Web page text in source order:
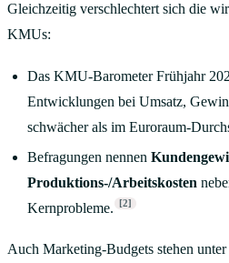
Gleichzeitig verschlechtert sich die
KMUs:
Das KMU-Barometer Frühjahr
Entwicklungen bei Umsatz,
schwächer als im Euroraum-
Befragungen nennen
Produktions-/Arbeitskosten
Kernprobleme.
[2]
Auch Marketing-Budgets stehen